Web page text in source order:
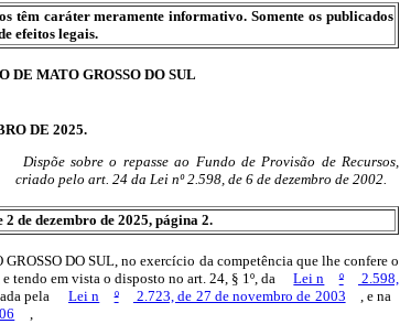
têm caráter meramente informativo. Somente os publicados
efeitos legais.
DE MATO GROSSO DO SUL
DE 2025.
Dispõe sobre o repasse ao Fundo de Provisão de Recursos,
criado pelo art. 24 da Lei nº 2.598, de 6 de dezembro de 2002.
de dezembro de 2025, página 2.
DO SUL, no exercício da competência que lhe confere o
tendo em vista o disposto no art. 24, § 1º, da
Lei n º
2.598,
pela Lei n º 2.723, de 27 de novembro de 2003
, e na
,